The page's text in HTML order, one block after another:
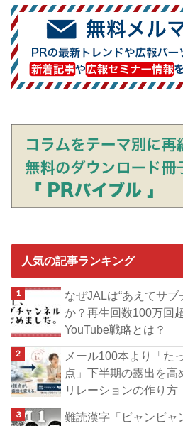
人気の記事ランキング
なぜJALは“あえてサ
か？再生回数100万回
YouTube戦略とは？
メール100本より「た
点」下半期の露出を高
リレーションの作り方
難読漢字「ビャンビャ